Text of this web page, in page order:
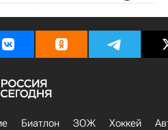
Биатлон ЗОЖ Хоккей